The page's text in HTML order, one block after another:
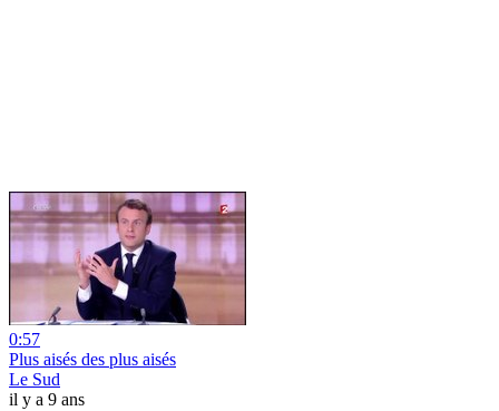
0:57
Plus aisés des plus aisés
Le Sud
il y a 9 ans